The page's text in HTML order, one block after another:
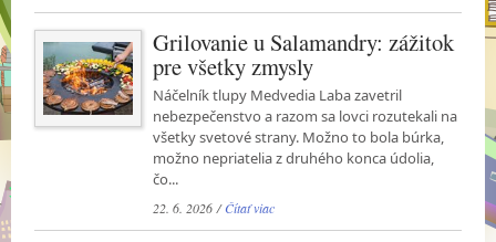
Grilovanie u Salamandry: zážitok
pre všetky zmysly
Náčelník tlupy Medvedia Laba zavetril
nebezpečenstvo a razom sa lovci rozutekali na
všetky svetové strany. Možno to bola búrka,
možno nepriatelia z druhého konca údolia,
čo...
22. 6. 2026 /Čítať viac